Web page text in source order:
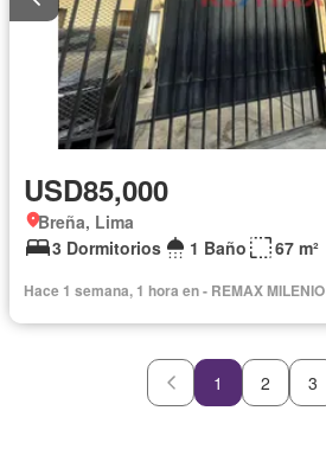
USD85,000
Breña, Lima
3 Dormitorios
1 Baño 67 m²
Hace 1 semana, 1 hora en - REMAX MILENIO
1 2 3